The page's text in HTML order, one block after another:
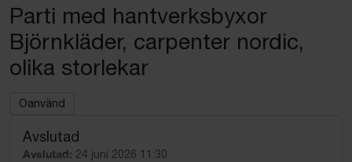
Parti med hantverksbyxor
Björnkläder, carpenter nordic,
olika storlekar
Oanvänd
Avslutad
Avslutad: 24 juni 2026 11:30